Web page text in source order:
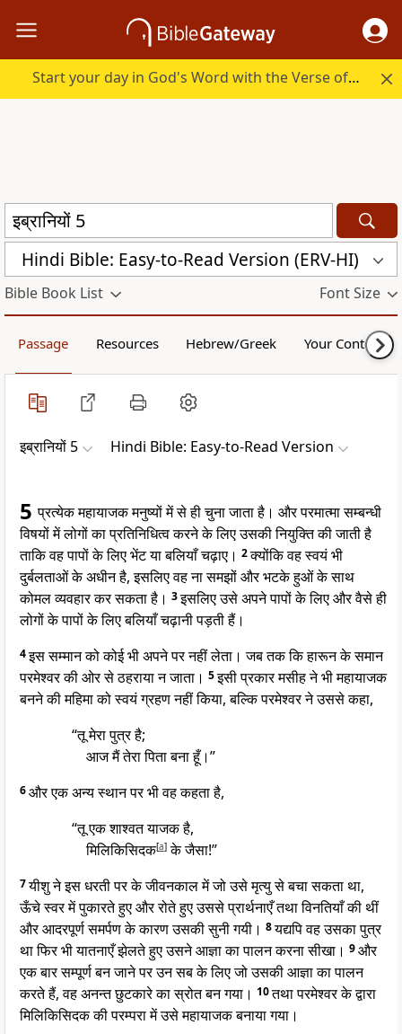
Start your day in God's Word with the Verse of the Day.
Hindi Bible: Easy-to-Read Version (ERV-HI)
Bible Book List Font Size
Passage Resources Hebrew/Greek Your Content
इब्रानियों 5 Hindi Bible: Easy-to-Read Version
5प्रत्येक महायाजक मनुष्यों में से ही चुना जाता है। और परमात्मा सम्बन्धी
विषयों में लोगों का प्रतिनिधित्व करने के लिए उसकी नियुक्ति की जाती है
ताकि वह पापों के लिए भेंट या बलियाँ चढ़ाए। 2क्योंकि वह स्वयं भी
दुर्बलताओं के अधीन है, इसलिए वह ना समझों और भटके हुओं के साथ
कोमल व्यवहार कर सकता है। 3इसलिए उसे अपने पापों के लिए और वैसे ही
लोगों के पापों के लिए बलियाँ चढ़ानी पड़ती हैं।
4इस सम्मान को कोई भी अपने पर नहीं लेता। जब तक कि हारून के समान
परमेश्वर की ओर से ठहराया न जाता। 5इसी प्रकार मसीह ने भी महायाजक
बनने की महिमा को स्वयं ग्रहण नहीं किया, बल्कि परमेश्वर ने उससे कहा,
“तू मेरा पुत्र है;
आज मैं तेरा पिता बना हूँ।”
6और एक अन्य स्थान पर भी वह कहता है,
“तू एक शाश्वत याजक है,
मिलिकिसिदक[a]के जैसा!”
7यीशु ने इस धरती पर के जीवनकाल में जो उसे मृत्यु से बचा सकता था,
ऊँचे स्वर में पुकारते हुए और रोते हुए उससे प्रार्थनाएँ तथा विनतियाँ की थीं
और आदरपूर्ण समर्पण के कारण उसकी सुनी गयी। 8यद्यपि वह उसका पुत्र
था फिर भी यातनाएँ झेलते हुए उसने आज्ञा का पालन करना सीखा। 9और
एक बार सम्पूर्ण बन जाने पर उन सब के लिए जो उसकी आज्ञा का पालन
करते हैं, वह अनन्त छुटकारे का स्रोत बन गया। 10तथा परमेश्वर के द्वारा
मिलिकिसिदक की परम्परा में उसे महायाजक बनाया गया।